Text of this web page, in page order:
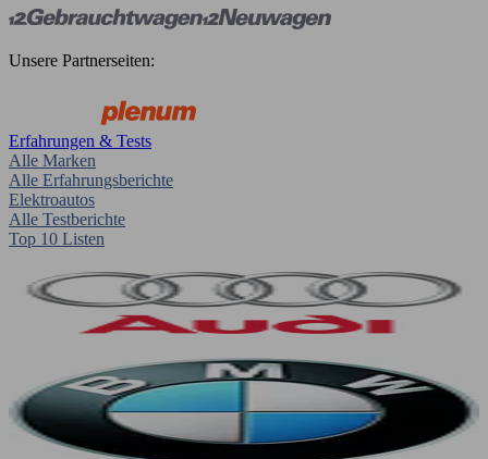
Unsere Partnerseiten:
Erfahrungen & Tests
Alle Marken
Alle Erfahrungsberichte
Elektroautos
Alle Testberichte
Top 10 Listen